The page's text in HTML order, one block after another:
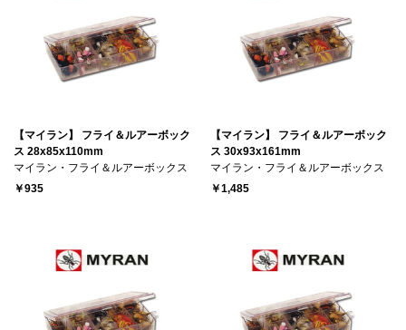
【マイラン】 フライ＆ルアーボック
ス 28x85x110mm
マイラン・フライ＆ルアーボックス
￥935
【マイラン】 フライ＆ルアーボック
ス 30x93x161mm
マイラン・フライ＆ルアーボックス
￥1,485